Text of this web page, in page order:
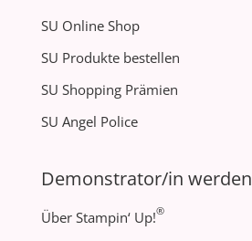
SU Online Shop
SU Produkte bestellen
SU Shopping Prämien
SU Angel Police
Demonstrator/in werden
Über Stampin‘ Up!®